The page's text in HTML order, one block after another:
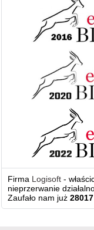
Firma Logisoft -
nieprzerwanie
Zaufało nam już28017